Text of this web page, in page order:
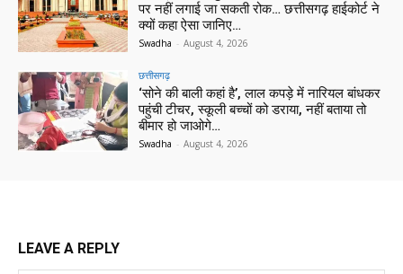
पर नहीं लगाई जा सकती रोक… छत्तीसगढ़ हाईकोर्ट ने
क्यों कहा ऐसा जानिए…
Swadha - August 4, 2026
छत्तीसगढ़
‘सोने की बाली कहां है’, लाल कपड़े में नारियल बांधकर
पहुंची टीचर, स्कूली बच्चों को डराया, नहीं बताया तो
बीमार हो जाओगे…
Swadha - August 4, 2026
LEAVE A REPLY